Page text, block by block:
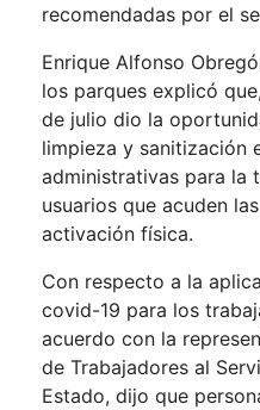
recomendadas por el
Enrique Alfonso
los parques explicó
de julio dio la
limpieza y sanitización
administrativas para la
usuarios que acuden
activación física.
Con respecto a la
covid-19 para los
acuerdo con la
de Trabajadores al
Estado, dijo que